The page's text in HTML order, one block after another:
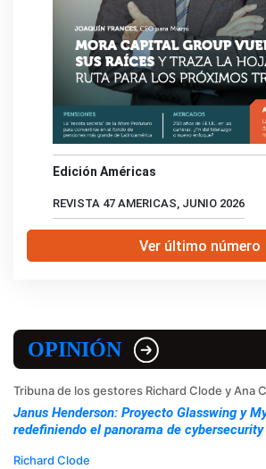
Edición Américas
REVISTA 47 AMERICAS, JUNIO 2026
Ver último número
OPINIÓN
Tribuna de los gestores Richard Clode y Ana
Janus Henderson: Proyecto Glasswing y
redefiniendo el panorama de cybersecurity
Richard Clode